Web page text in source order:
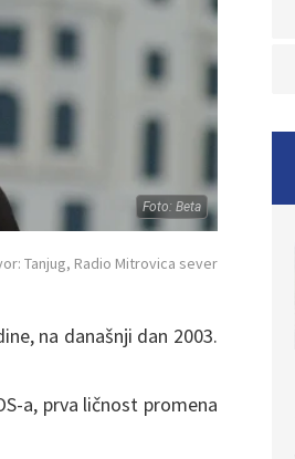
Foto: Beta
Tanjug, Radio Mitrovica sever
na današnji dan 2003.
a, prva ličnost promena